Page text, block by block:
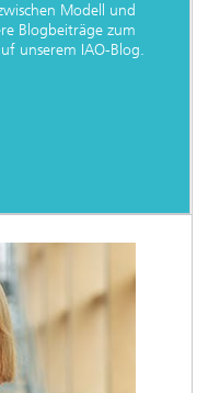
Modell und
Blogbeiträge zum
unserem IAO-Blog.